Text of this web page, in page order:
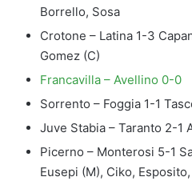
Borrello, Sosa
Crotone – Latina 1-3
Gomez (C)
Francavilla – Avellino 0-0
Sorrento – Foggia 1-1
Juve Stabia – Taranto 2-1
Picerno – Monterosi 5-1
Eusepi (M), Ciko,